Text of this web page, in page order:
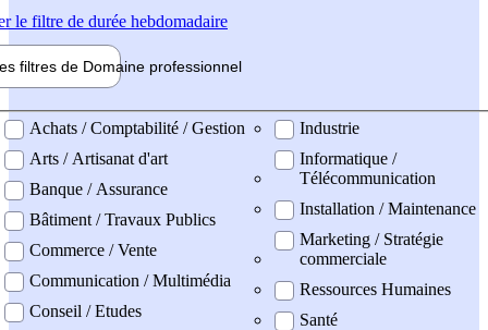
le filtre de durée hebdomadaire
filtres de Domaine professionnel
professionel
Achats / Comptabilité / Gestion
Arts / Artisanat d'art
Banque / Assurance
Bâtiment / Travaux Publics
Commerce / Vente
Communication / Multimédia
Conseil / Etudes
Industrie
Informatique /
Télécommunication
Installation / Maintenance
Marketing / Stratégie
commerciale
Ressources Humaines
Santé